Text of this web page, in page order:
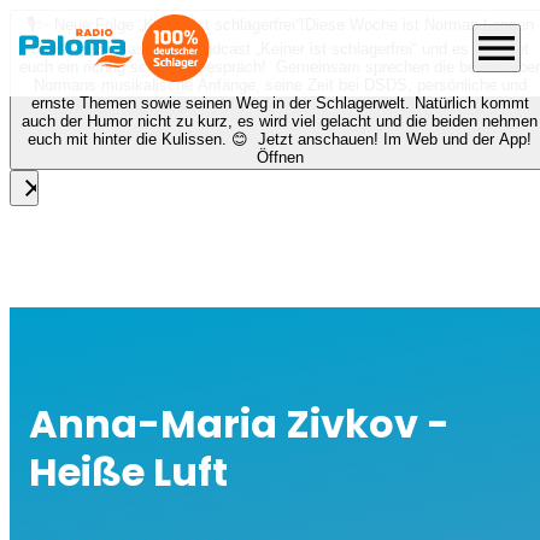
🎙️✨ Neue Folge „Keiner ist schlagerfrei“!
Diese Woche ist Norman Langen
bei Nora zu Gast beim Podcast „Keiner ist schlagerfrei“ und es erwartet
euch ein richtig schönes Gespräch! Gemeinsam sprechen die beiden über
Normans musikalische Anfänge, seine Zeit bei DSDS, persönliche und
ernste Themen sowie seinen Weg in der Schlagerwelt. Natürlich kommt
auch der Humor nicht zu kurz, es wird viel gelacht und die beiden nehmen
euch mit hinter die Kulissen. 😊 Jetzt anschauen! Im Web und der App!
Öffnen
close
menu
Anna-Maria Zivkov -
Heiße Luft